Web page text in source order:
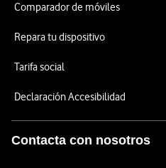
Comparador de móviles
Repara tu dispositivo
Tarifa social
Declaración Accesibilidad
Contacta con nosotros